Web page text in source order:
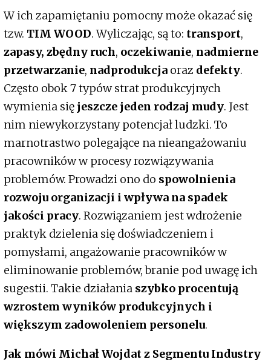
W ich zapamiętaniu pomocny może okazać się
tzw. TIM WOOD. Wyliczając, są to: transport,
zapasy, zbędny ruch, oczekiwanie, nadmierne
przetwarzanie, nadprodukcja oraz defekty.
Często obok 7 typów strat produkcyjnych
wymienia się jeszcze jeden rodzaj mudy. Jest
nim niewykorzystany potencjał ludzki. To
marnotrastwo polegające na nieangażowaniu
pracowników w procesy rozwiązywania
problemów. Prowadzi ono do spowolnienia
rozwoju organizacji i wpływa na spadek
jakości pracy. Rozwiązaniem jest wdrożenie
praktyk dzielenia się doświadczeniem i
pomysłami, angażowanie pracowników w
eliminowanie problemów, branie pod uwagę ich
sugestii. Takie działania szybko procentują
wzrostem wyników produkcyjnych i
większym zadowoleniem personelu.
Jak mówi Michał Wojdat z Segmentu Industry